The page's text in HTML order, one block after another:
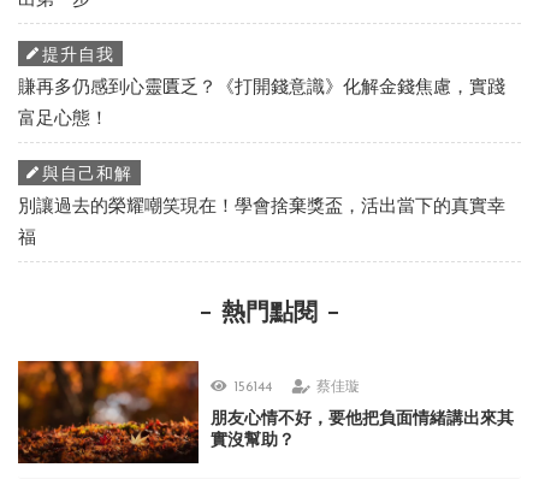
提升自我
賺再多仍感到心靈匱乏？《打開錢意識》化解金錢焦慮，實踐
富足心態！
與自己和解
別讓過去的榮耀嘲笑現在！學會捨棄獎盃，活出當下的真實幸
福
熱門點閱
156144 蔡佳璇
朋友心情不好，要他把負面情緒講出來其
實沒幫助？